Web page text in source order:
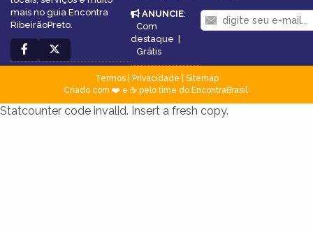
mais no guia Encontra
RibeirãoPreto.
ANUNCIE:
Com
destaque |
Grátis
Termos| Privacidade
Sitemap
Criado com ❤️ e ☕ pelo time do EncontraBrasil
Statcounter code invalid. Insert a fresh copy.